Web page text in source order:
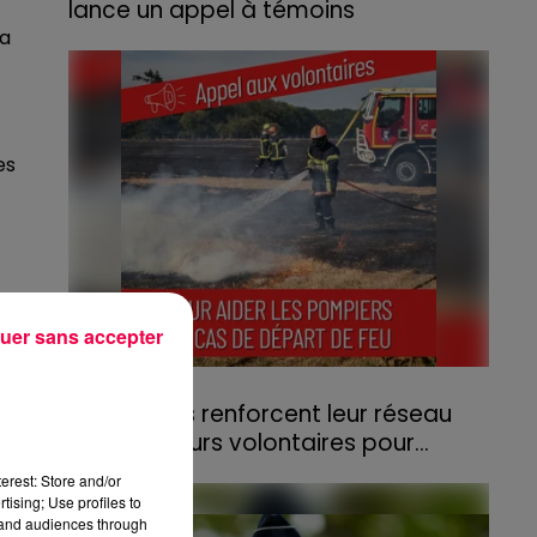
lance un appel à témoins
au quartier résidentiel, avait détruit deux
habitations et contraint à l'évacuation d'une
centaine de personnes.
Les Vosges renforcent leur réseau
d'agriculteurs volontaires pour...
Face à la sécheresse et aux risques de
départs de feu, la Chambre d'agriculture
des Vosges a lancé un appel aux
Store and/or
Use profiles to
audiences through
sans accepter